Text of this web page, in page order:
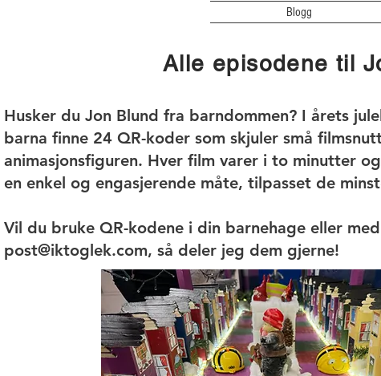
Blogg
Alle episodene til
Husker du Jon Blund fra barndommen? I årets
barna finne 24 QR-koder som skjuler små
animasjonsfiguren. Hver film varer i to minutter
en enkel og engasjerende måte, tilpasset de
Vil du bruke QR-kodene i din barnehage eller
post@iktoglek.com, så deler jeg dem gjerne!